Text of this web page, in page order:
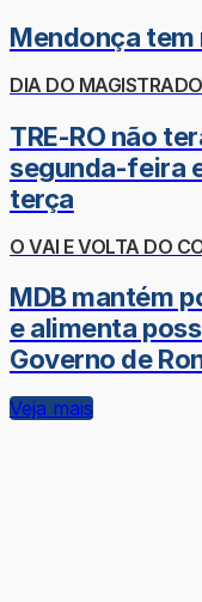
Mendonça
DIA DO MAGISTRADO
TRE-RO não
segunda-feira
terça
O VAI E VOLTA DO
MDB mantém
e alimenta
Governo de
Veja mais